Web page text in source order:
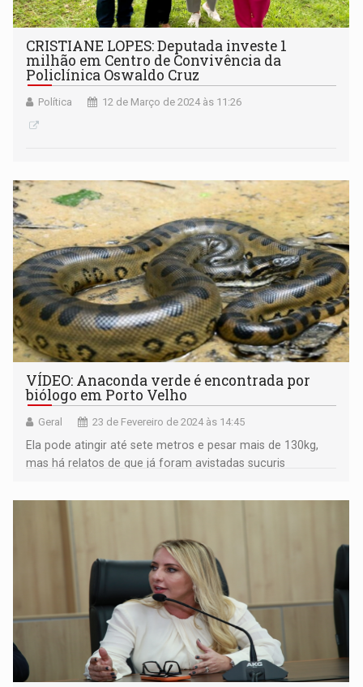
CRISTIANE LOPES: Deputada investe 1
milhão em Centro de Convivência da
Policlínica Oswaldo Cruz
Política 12 de Março de 2024 às 11:26
VÍDEO: Anaconda verde é encontrada por
biólogo em Porto Velho
Geral 23 de Fevereiro de 2024 às 14:45
Ela pode atingir até sete metros e pesar mais de 130kg,
mas há relatos de que já foram avistadas sucuris